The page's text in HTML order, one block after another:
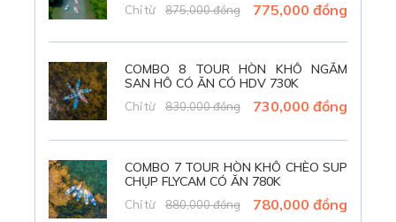
Chỉ từ 875,000 đồng 775,000 đồng
COMBO 8 TOUR HÒN KHÔ NGẮM
SAN HÔ CÓ ĂN CÓ HDV 730K
Chỉ từ 830,000 đồng 730,000 đồng
COMBO 7 TOUR HÒN KHÔ CHÈO SUP
CHỤP FLYCAM CÓ ĂN 780K
Chỉ từ 880,000 đồng 780,000 đồng
Giới Thiệu
Combo Quy Nhơn 3 Ngày 2 Đêm